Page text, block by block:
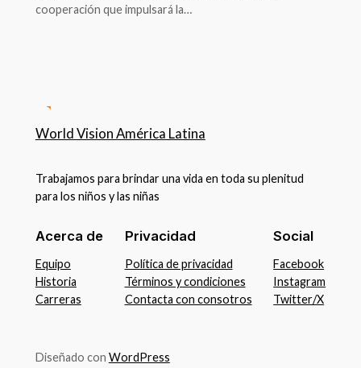
cooperación que impulsará la…
World Vision América Latina
Trabajamos para brindar una vida en toda su plenitud
para los niños y las niñas
Acerca de
Equipo
Historia
Carreras
Privacidad
Política de privacidad
Términos y condiciones
Contacta con consotros
Social
Facebook
Instagram
Twitter/X
Diseñado con WordPress